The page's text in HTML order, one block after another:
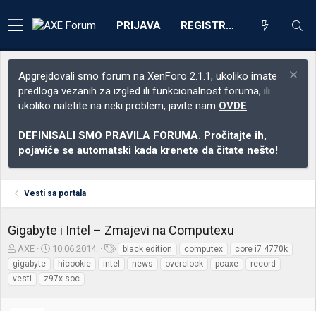
PRIJAVA REGISTRACIJA
Apgrejdovali smo forum na XenForo 2.1.1, ukoliko imate
predloga vezanih za izgled ili funkcionalnost foruma, ili
ukoliko naletite na neki problem, javite nam OVDE
DEFINISALI SMO PRAVILA FORUMA. Pročitajte ih,
pojaviće se automatski kada krenete da čitate nešto!
Vesti sa portala
Gigabyte i Intel – Zmajevi na Computexu
Z
a
č
e
AXE
D
a
t
u
10.06.2014.
z
n
black edition computex
core i7 4770k
gigabyte
hicookie intel news overclock pcaxe
record
vesti
z97x soc